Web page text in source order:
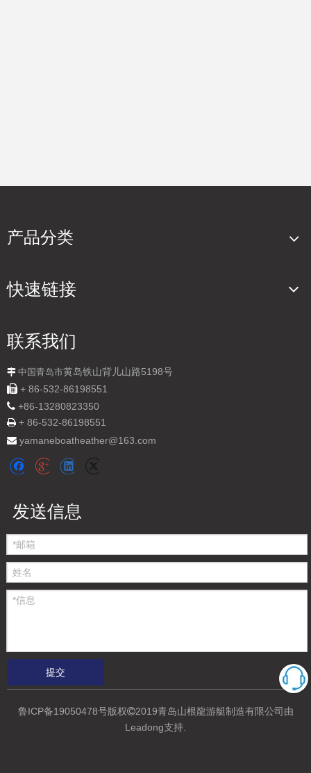
产品分类
快速链接
联系我们
 中国青岛市黄岛铁山背儿山路5198号
 + 86-532-86198551
 +86-13280823350
 + 86-532-86198551
 yamaneboatheather@163.com
发送信息
提交
鲁ICP备19050478号版权2019青岛山根龍游艇制造有限公司 由
Leadong支持.